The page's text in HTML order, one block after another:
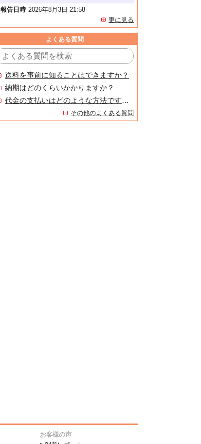
報告日時 2026年8月3日 21:58
更に見る
よくある質問
送料を事前に知ることはできますか？
納期はどのくらいかかりますか？
代金の支払いはどのような方法ですか？
その他のよくある質問
お客様の声